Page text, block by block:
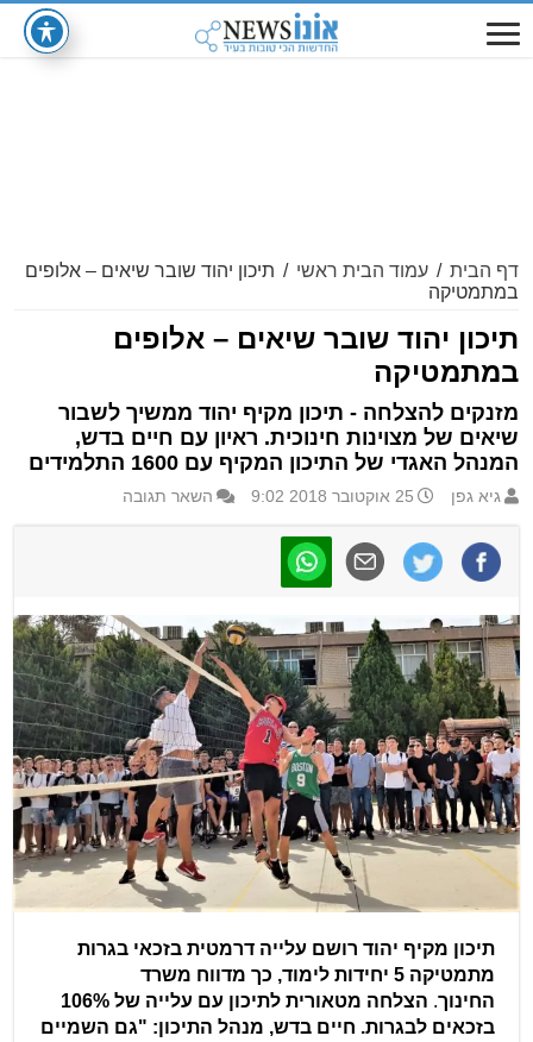
דף הבית / עמוד הבית ראשי / תיכון יהוד שובר שיאים – אלופים
במתמטיקה
תיכון יהוד שובר שיאים – אלופים
במתמטיקה
מזנקים להצלחה - תיכון מקיף יהוד ממשיך לשבור
שיאים של מצוינות חינוכית. ראיון עם חיים בדש,
המנהל האגדי של התיכון המקיף עם 1600 התלמידים
גיא גפן 25 אוקטובר 2018 9:02 השאר תגובה
תיכון מקיף יהוד רושם עלייה דרמטית בזכאי בגרות
מתמטיקה 5 יחידות לימוד, כך מדווח משרד
החינוך.
הצלחה מטאורית לתיכון עם עלייה של 106%
בזכאים לבגרות. חיים בדש, מנהל התיכון: "גם השמיים